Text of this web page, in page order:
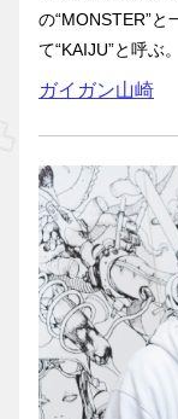
の“MONSTER”
て“KAIJU”と呼ぶ
ガイガン山崎